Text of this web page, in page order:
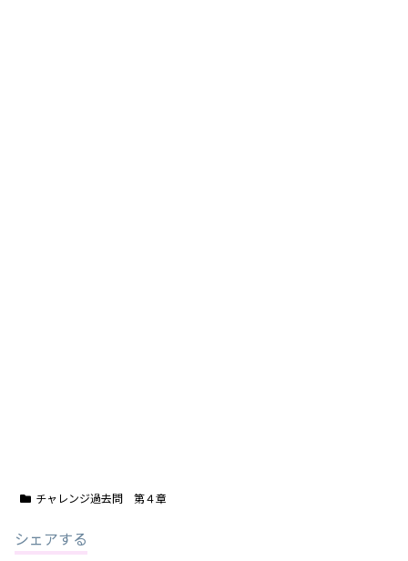
チャレンジ過去問 第４章
シェアする